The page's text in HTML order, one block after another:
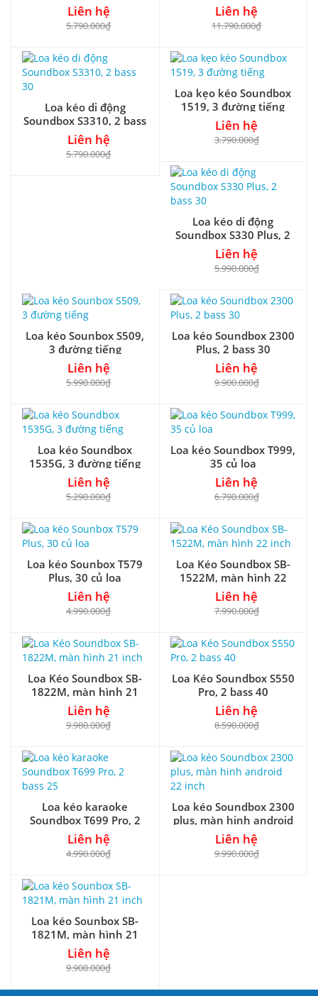
Liên hệ
5.790.000₫
Liên hệ
11.790.000₫
Loa kéo di động
Soundbox S3310, 2 bass
30
Liên hệ
5.790.000₫
Loa kẹo kéo Soundbox
1519, 3 đường tiếng
Liên hệ
3.790.000₫
Loa kéo di động
Soundbox S330 Plus, 2
bass 30
Liên hệ
5.990.000₫
Loa kéo Sounbox S509,
3 đường tiếng
Liên hệ
5.990.000₫
Loa kéo Soundbox 2300
Plus, 2 bass 30
Liên hệ
9.900.000₫
Loa kéo Soundbox
1535G, 3 đường tiếng
Liên hệ
5.290.000₫
Loa kéo Soundbox T999,
35 củ loa
Liên hệ
6.790.000₫
Loa kéo Sounbox T579
Plus, 30 củ loa
Liên hệ
4.990.000₫
Loa Kéo Soundbox SB-
1522M, màn hình 22
inch
Liên hệ
7.990.000₫
Loa Kéo Soundbox SB-
1822M, màn hình 21
inch
Liên hệ
9.980.000₫
Loa Kéo Soundbox S550
Pro, 2 bass 40
Liên hệ
8.590.000₫
Loa kéo karaoke
Soundbox T699 Pro, 2
bass 25
Liên hệ
4.990.000₫
Loa kéo Soundbox 2300
plus, màn hinh android
22 inch
Liên hệ
9.990.000₫
Loa kéo Sounbox SB-
1821M, màn hình 21
inch
Liên hệ
9.900.000₫